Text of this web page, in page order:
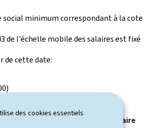
des cookies essentiels
social minimum correspondant à la cote
de l'échelle mobile des salaires est fixé
de cette date:
Taux horaire